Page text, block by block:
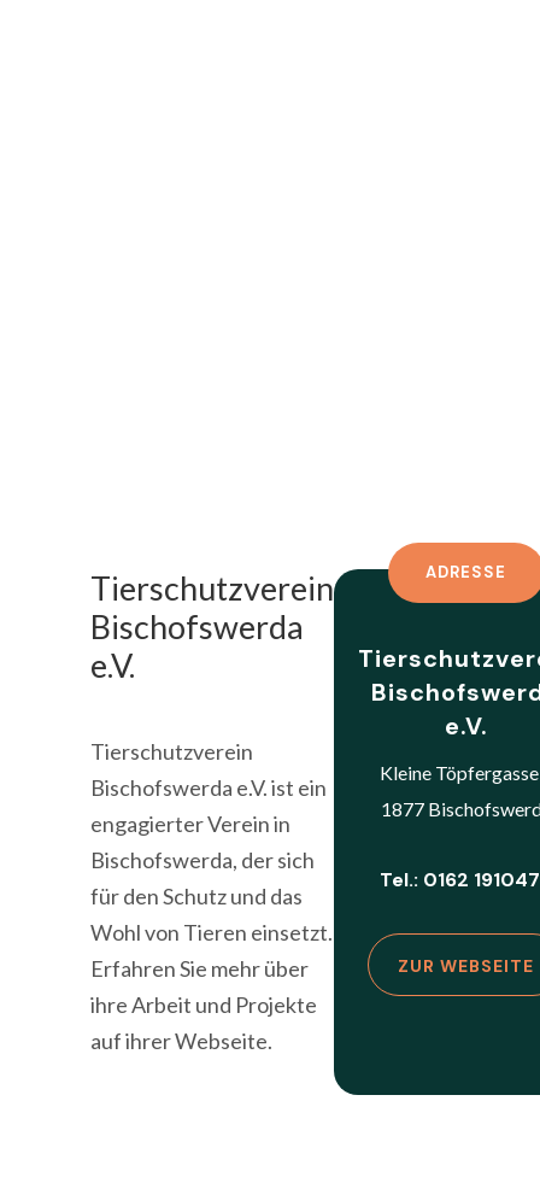
Tierschutzverein
Bischofswerda
e.V.
Tierschutzverein
Bischofswerda e.V. ist ein
engagierter Verein in
Bischofswerda, der sich
für den Schutz und das
Wohl von Tieren einsetzt.
Erfahren Sie mehr über
ihre Arbeit und Projekte
auf ihrer Webseite.
ADRESSE
e.V.
Kleine
1877
Tel.: 0162
ZUR WEBSEITE